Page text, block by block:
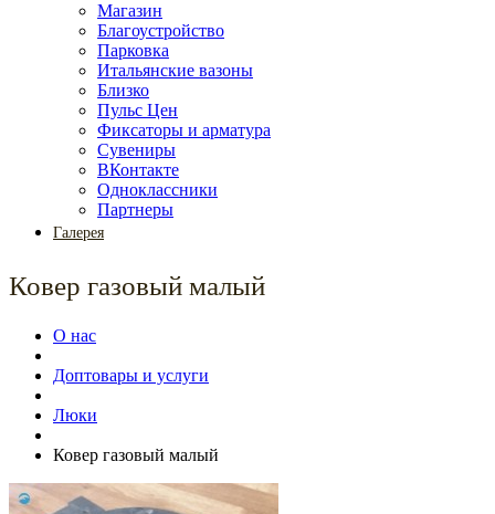
Магазин
Благоустройство
Парковка
Итальянские вазоны
Близко
Пульс Цен
Фиксаторы и арматура
Сувениры
ВКонтакте
Одноклассники
Партнеры
Галерея
Ковер газовый малый
О нас
Доптовары и услуги
Люки
Ковер газовый малый